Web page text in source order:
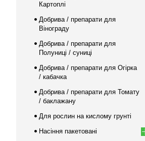
Картоплі
Добрива / препарати для
Вінограду
Добрива / препарати для
Полуниці / суниці
Добрива / препарати для Огірка
/ кабачка
Добрива / препарати для Томату
/ баклажану
Для рослин на кислому грунті
Насіння пакетовані